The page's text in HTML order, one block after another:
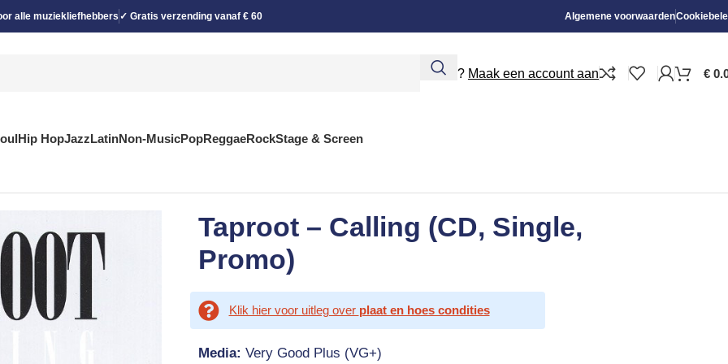
alle muziekliefhebbers ✓ Gratis verzending vanaf € 60 Algemene voorwaarden
Nieuw? Maak een account aan €
Hip HopJazzLatinNon-MusicPopReggaeRockStage & Screen
Taproot – Calling (CD, Single,
Promo)
Klik hier voor uitleg over plaat en hoes condities
Media: Very Good Plus (VG+)